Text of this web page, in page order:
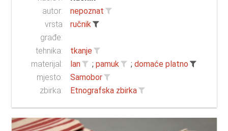
autor:
nepoznat
vrsta
građe:
ručnik
tehnika:
tkanje
materijal:
lan ; pamuk ; domaće platno
mjesto:
Samobor
zbirka:
Etnografska zbirka